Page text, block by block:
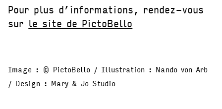
Pour plus d’informations, rendez-vous
sur le site de PictoBello
Image : © PictoBello / Illustration : Nando von Arb
/ Design : Mary & Jo Studio